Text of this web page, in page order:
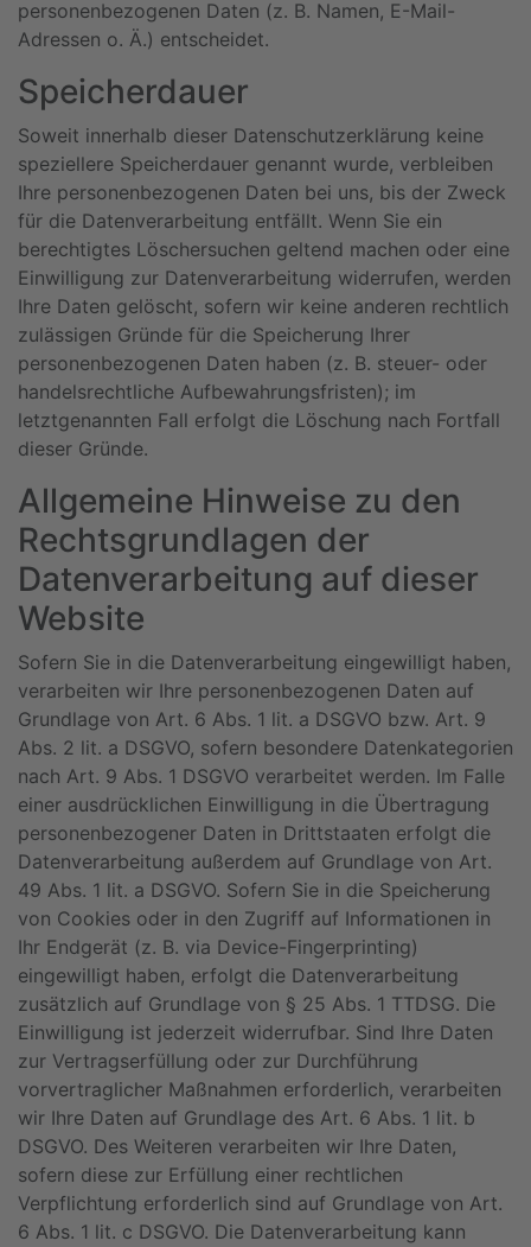
personenbezogenen Daten (z. B. Namen, E-Mail-
Adressen o. Ä.) entscheidet.
Speicherdauer
Soweit innerhalb dieser Datenschutzerklärung keine
speziellere Speicherdauer genannt wurde, verbleiben
Ihre personenbezogenen Daten bei uns, bis der Zweck
für die Datenverarbeitung entfällt. Wenn Sie ein
berechtigtes Löschersuchen geltend machen oder eine
Einwilligung zur Datenverarbeitung widerrufen, werden
Ihre Daten gelöscht, sofern wir keine anderen rechtlich
zulässigen Gründe für die Speicherung Ihrer
personenbezogenen Daten haben (z. B. steuer- oder
handelsrechtliche Aufbewahrungsfristen); im
letztgenannten Fall erfolgt die Löschung nach Fortfall
dieser Gründe.
Allgemeine Hinweise zu den
Rechtsgrundlagen der
Datenverarbeitung auf dieser
Website
Sofern Sie in die Datenverarbeitung eingewilligt haben,
verarbeiten wir Ihre personenbezogenen Daten auf
Grundlage von Art. 6 Abs. 1 lit. a DSGVO bzw. Art. 9
Abs. 2 lit. a DSGVO, sofern besondere Datenkategorien
nach Art. 9 Abs. 1 DSGVO verarbeitet werden. Im Falle
einer ausdrücklichen Einwilligung in die Übertragung
personenbezogener Daten in Drittstaaten erfolgt die
Datenverarbeitung außerdem auf Grundlage von Art.
49 Abs. 1 lit. a DSGVO. Sofern Sie in die Speicherung
von Cookies oder in den Zugriff auf Informationen in
Ihr Endgerät (z. B. via Device-Fingerprinting)
eingewilligt haben, erfolgt die Datenverarbeitung
zusätzlich auf Grundlage von § 25 Abs. 1 TTDSG. Die
Einwilligung ist jederzeit widerrufbar. Sind Ihre Daten
zur Vertragserfüllung oder zur Durchführung
vorvertraglicher Maßnahmen erforderlich, verarbeiten
wir Ihre Daten auf Grundlage des Art. 6 Abs. 1 lit. b
DSGVO. Des Weiteren verarbeiten wir Ihre Daten,
sofern diese zur Erfüllung einer rechtlichen
Verpflichtung erforderlich sind auf Grundlage von Art.
6 Abs. 1 lit. c DSGVO. Die Datenverarbeitung kann